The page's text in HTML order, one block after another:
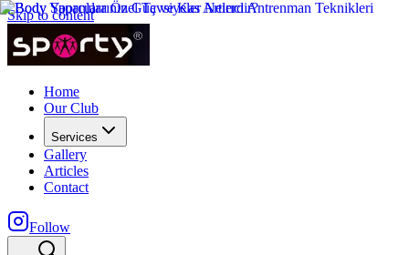
Skip to content
Home
Our Club
Services
Gallery
Articles
Contact
Follow